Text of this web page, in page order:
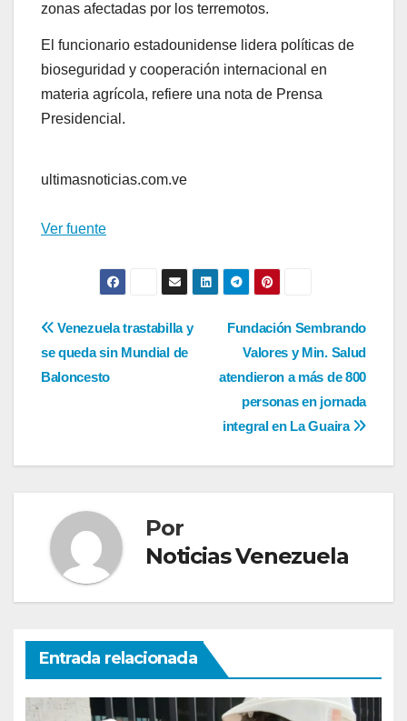
zonas afectadas por los terremotos.
El funcionario estadounidense lidera políticas de
bioseguridad y cooperación internacional en
materia agrícola, refiere una nota de Prensa
Presidencial.
ultimasnoticias.com.ve
Ver fuente
Navegación
de
Fundación Sembrando
Valores y Min. Salud
atendieron a más de 800
personas en jornada
integral en La Guaira
Venezuela trastabilla y
se queda sin Mundial de
Baloncesto
Por
Noticias Venezuela
Entrada relacionada